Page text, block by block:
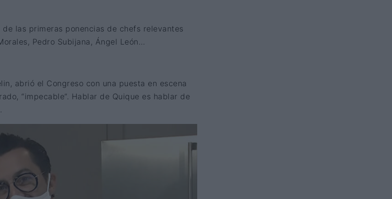
las primeras ponencias de chefs relevantes
Pedro Subijana, Ángel León…
abrió el Congreso con una puesta en escena
“impecable”. Hablar de Quique es hablar de